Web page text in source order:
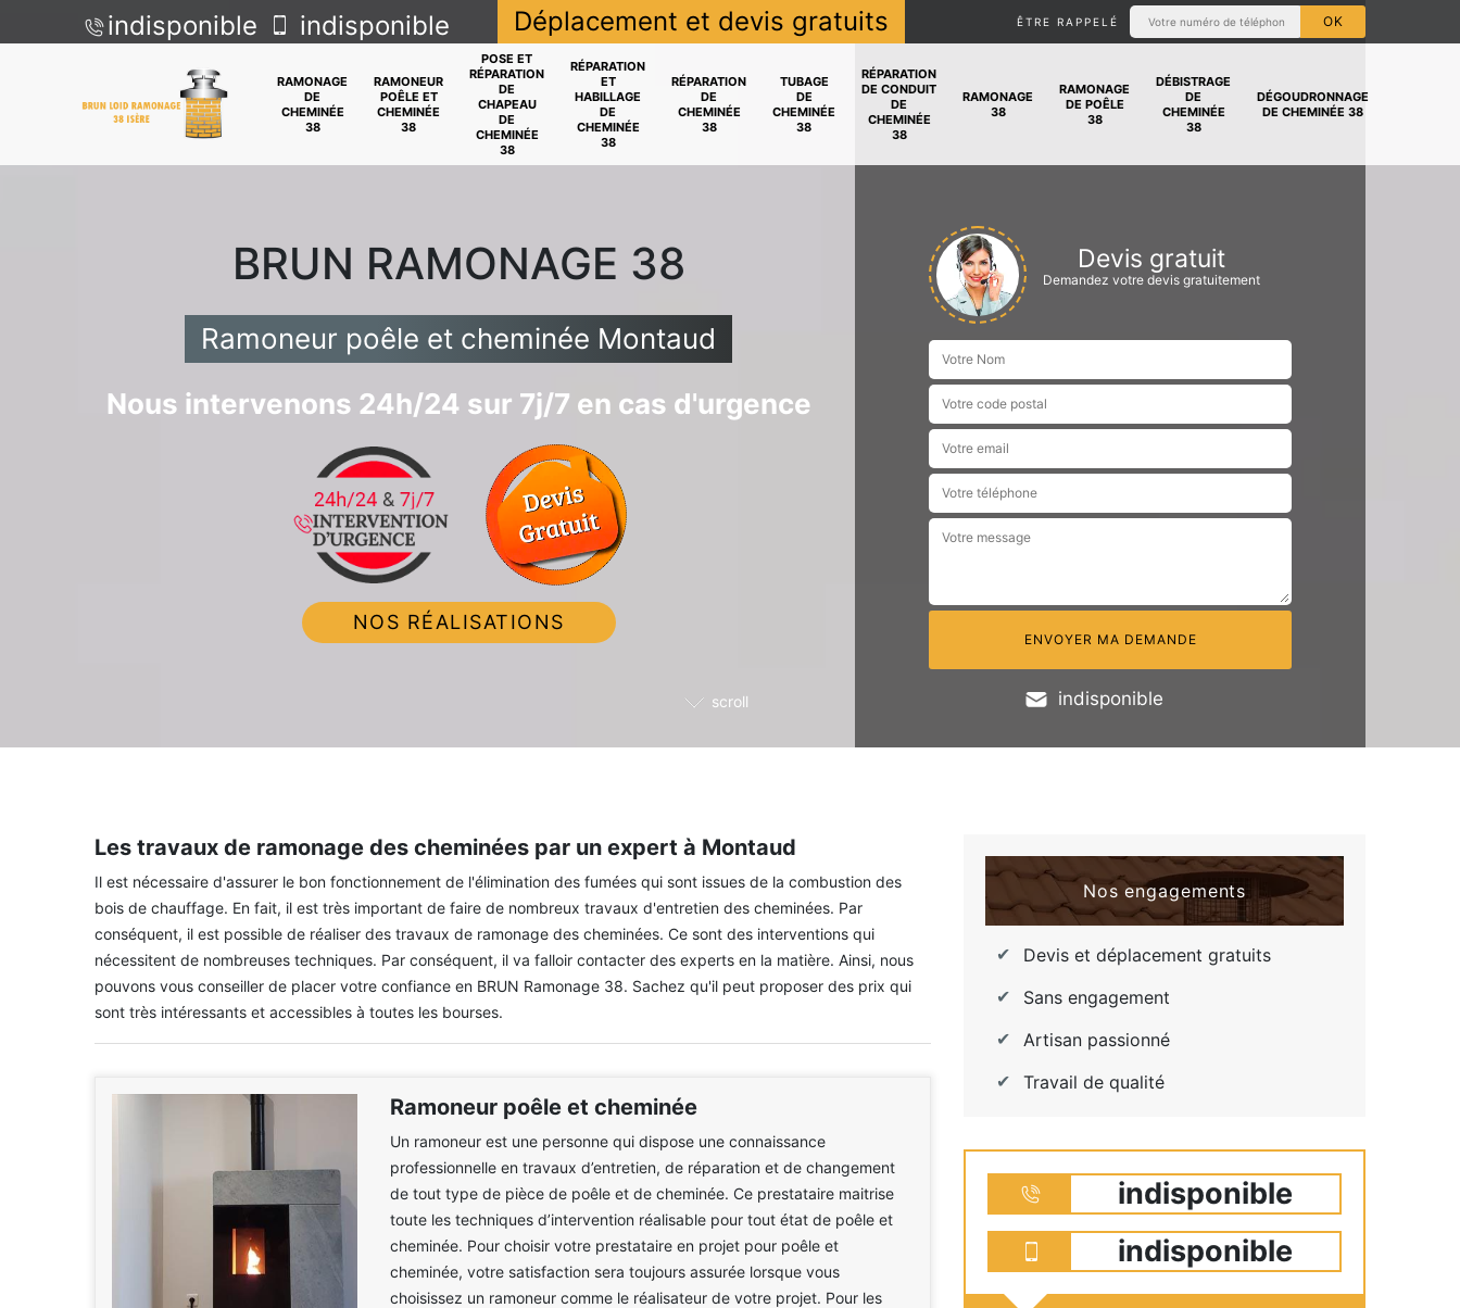
indisponible indisponible Déplacement et devis gratuits ÊTRE RAPPELÉ
RAMONAGE
DE
CHEMINÉE
38
RAMONEUR
POÊLE ET
CHEMINÉE
38
POSE ET
RÉPARATION
DE
CHAPEAU
DE
CHEMINÉE
38
RÉPARATION
ET
HABILLAGE
DE
CHEMINÉE
38
RÉPARATION
DE
CHEMINÉE
38
TUBAGE
DE
CHEMINÉE
38
RÉPARATION
DE CONDUIT
DE
CHEMINÉE
38
RAMONAGE
38
RAMONAGE
DE POÊLE
38
DÉBISTRAGE
DE
CHEMINÉE
38
DÉGOUDRONNAGE
DE CHEMINÉE 38
scroll
BRUN RAMONAGE 38
Ramoneur poêle et cheminée Montaud
Nous intervenons 24h/24 sur 7j/7 en cas d'urgence
NOS RÉALISATIONS
Devis gratuit
Demandez votre devis gratuitement
indisponible
Les travaux de ramonage des cheminées par un expert à Montaud
Il est nécessaire d'assurer le bon fonctionnement de l'élimination des fumées qui sont issues de la combustion des
bois de chauffage. En fait, il est très important de faire de nombreux travaux d'entretien des cheminées. Par
conséquent, il est possible de réaliser des travaux de ramonage des cheminées. Ce sont des interventions qui
nécessitent de nombreuses techniques. Par conséquent, il va falloir contacter des experts en la matière. Ainsi, nous
pouvons vous conseiller de placer votre confiance en BRUN Ramonage 38. Sachez qu'il peut proposer des prix qui
sont très intéressants et accessibles à toutes les bourses.
Ramoneur poêle et cheminée
Un ramoneur est une personne qui dispose une connaissance
professionnelle en travaux d’entretien, de réparation et de changement
de tout type de pièce de poêle et de cheminée. Ce prestataire maitrise
toute les techniques d’intervention réalisable pour tout état de poêle et
cheminée. Pour choisir votre prestataire en projet pour poêle et
cheminée, votre satisfaction sera toujours assurée lorsque vous
choisissez un ramoneur comme le réalisateur de votre projet. Pour les
Nos engagements
Devis et déplacement gratuits
Sans engagement
Artisan passionné
Travail de qualité
indisponible
indisponible